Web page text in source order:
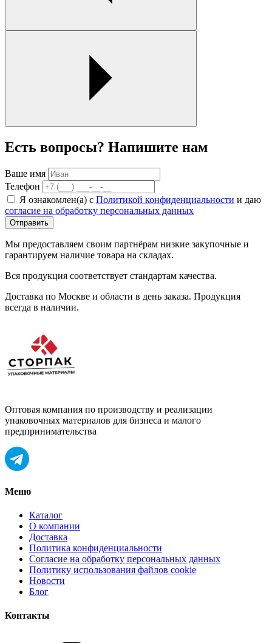
Есть вопросы? Напишите нам
Ваше имя
Телефон
Я ознакомлен(а) с Политикой конфиденциальности и даю
согласие на обработку персональных данных
Отправить
Мы предоставляем своим партнёрам низкие закупочные и
гарантируем наличие товара на складах.
Вся продукция соответствует стандартам качества.
Доставка по Москве и области в день заказа. Продукция
всегда в наличии.
Оптовая компания по производству и реализации
упаковочных материалов для бизнеса и малого
предпринимательства
Меню
Каталог
О компании
Доставка
Политика конфиденциальности
Согласие на обработку персональных данных
Политику использования файлов cookie
Новости
Блог
Контакты